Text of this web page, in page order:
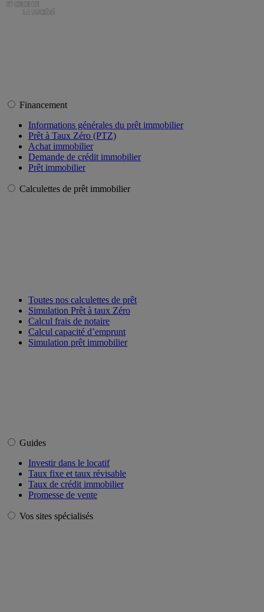
Financement
Informations générales du prêt immobilier
Prêt à Taux Zéro (PTZ)
Achat immobilier
Demande de crédit immobilier
Prêt immobilier
Calculettes de prêt immobilier
Toutes nos calculettes de prêt
Simulation Prêt à taux Zéro
Calcul frais de notaire
Calcul capacité d’emprunt
Simulation prêt immobilier
Guides
Investir dans le locatif
Taux fixe et taux révisable
Taux de crédit immobilier
Promesse de vente
Vos sites spécialisés